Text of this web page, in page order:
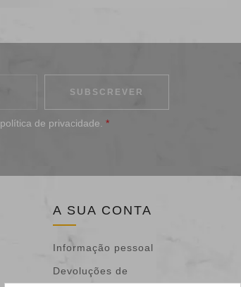
política de privacidade *
A SUA CONTA
Informação pessoal
Devoluções de